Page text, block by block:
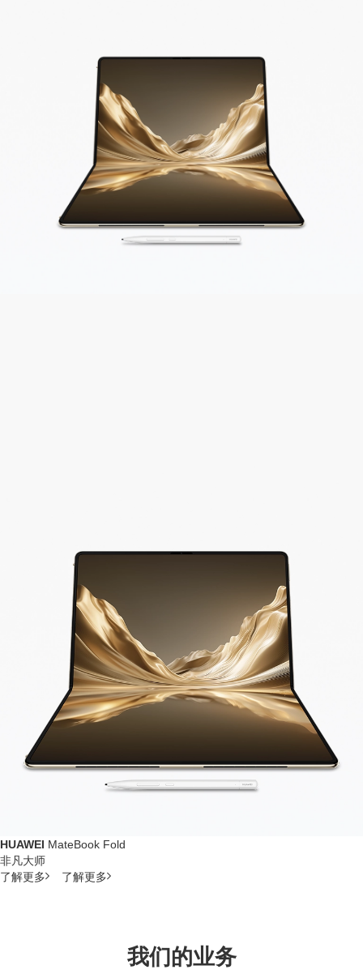
HUAWEI MateBook Fold
非凡大师
了解更多
了解更多
我们的业务